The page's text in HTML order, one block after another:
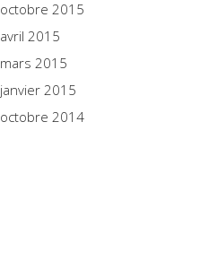
octobre 2015
avril 2015
mars 2015
janvier 2015
octobre 2014